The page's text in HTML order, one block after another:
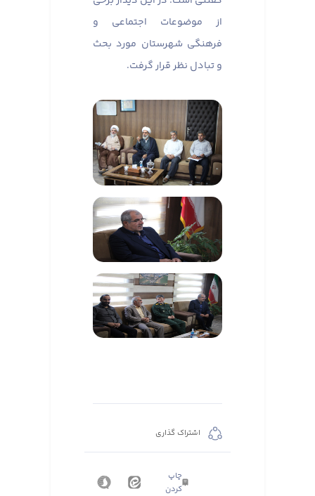
از موضوعات اجتماعی و
فرهنگی شهرستان مورد بحث
و تبادل نظر قرار گرفت.
اشتراک گذاری
چاپ
کردن